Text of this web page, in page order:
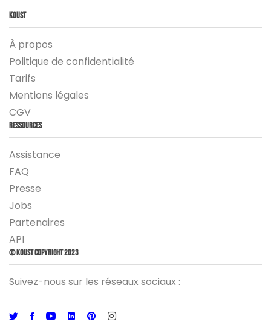
Koust
À propos
Politique de confidentialité
Tarifs
Mentions légales
CGV
Ressources
Assistance
FAQ
Presse
Jobs
Partenaires
API
© Koust Copyright 2023
Suivez-nous sur les réseaux sociaux :